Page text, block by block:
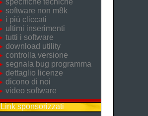
specifiche tecniche
software non m8k
i più cliccati
ultimi inserimenti
tutti i software
download utility
controlla versione
segnala bug programma
dettaglio licenze
dicono di noi
video software
Link sponsorizzati